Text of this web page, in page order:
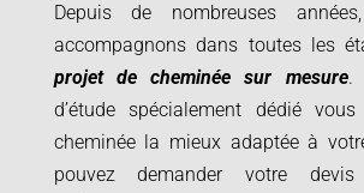
Depuis de nombreuses
accompagnons dans toutes les
projet de cheminée sur mesure.
d’étude spécialement dédié
cheminée la mieux adaptée à
pouvez demander votre